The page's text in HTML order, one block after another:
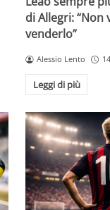
di Allegri: “Non
venderlo”
Alessio Lento
Leggi di più